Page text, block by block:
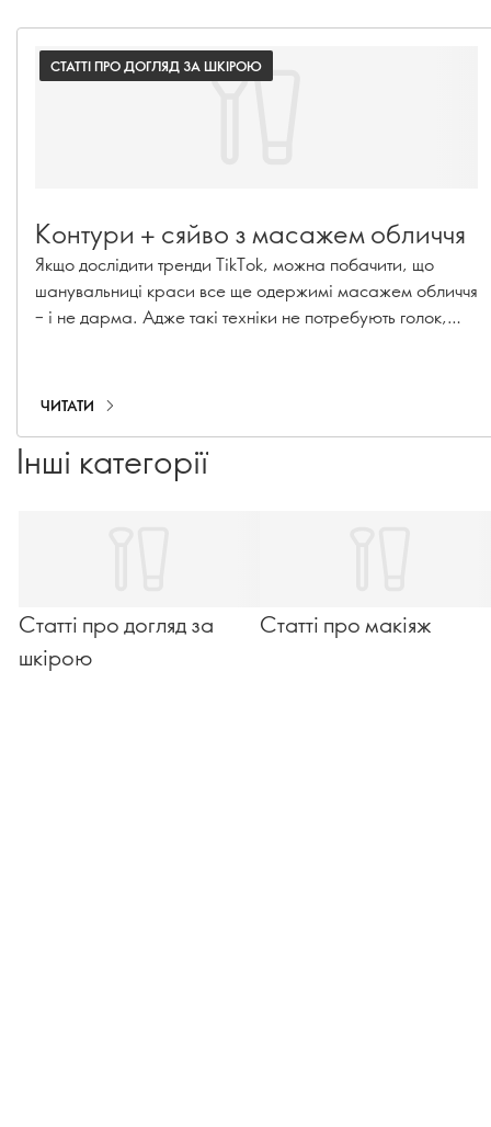
СТАТТІ ПРО ДОГЛЯД ЗА ШКІРОЮ
Контури + сяйво з масажем обличчя
Якщо дослідити тренди TikTok, можна побачити, що
шанувальниці краси все ще одержимі масажем обличчя
– і не дарма. Адже такі техніки не потребують голок,
скульптурну лінію підборіддя, чіткі вилиці або пружну,
одного-двох трюків), поки ми ділимося нашими
улюбленими порадами щодо масажу обличчя вранці та
ЧИТАТИ
Інші категорії
Статті про догляд за
шкірою
Статті про макіяж